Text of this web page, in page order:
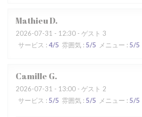
MathieuD
2026-07-31 - 12:30 - ゲスト 3
サービス : 4/5 雰囲気 : 5/5 メニュー : 5/5
Camille G
2026-07-31 - 13:00 - ゲスト 2
サービス : 5/5 雰囲気 : 5/5 メニュー : 5/5